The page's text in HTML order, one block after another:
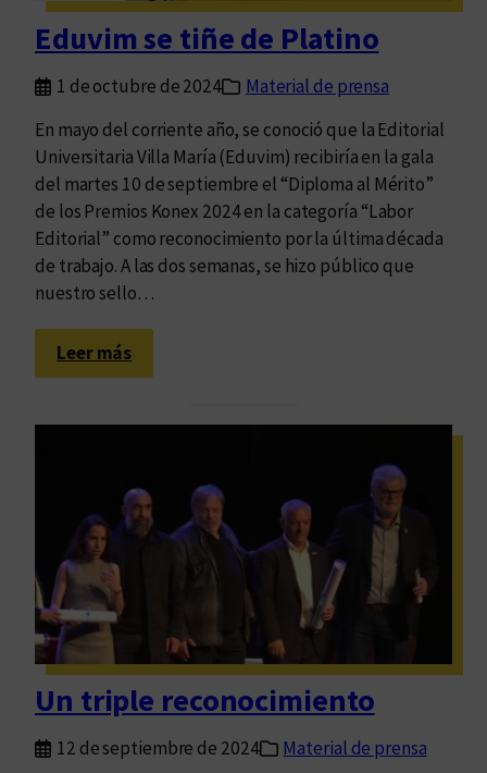
l
a
i
n
o
Eduvim se tiñe de Platino
1 de octubre de 2024
Material de prensa
En mayo del corriente año, se conoció que la Editorial
Universitaria Villa María (Eduvim) recibiría en la gala
del martes 10 de septiembre el “Diploma al Mérito”
de los Premios Konex 2024 en la categoría “Labor
Editorial” como reconocimiento por la última década
de trabajo. A las dos semanas, se hizo público que
nuestro sello…
Leer más:
E
u
i
m
e
d
P
Un triple reconocimiento
12 de septiembre de 2024
Material de prensa